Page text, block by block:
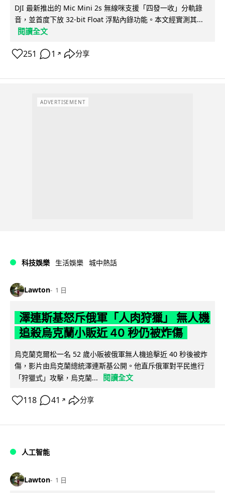
DJI 最新推出的 Mic Mini 2s 無線咪支援「四發一收」分軌錄
音，並首度下放 32-bit Float 浮點內錄功能。本文經實測其...
閱讀全文
251 1 ↗ 分享
ADVERTISEMENT
科技娛樂 生活娛樂 城中熱話
Lawton 1 日
澤連斯基怒斥俄軍「人肉狩獵」 無人機
追殺烏克蘭小販近 40 秒仍被炸傷
烏克蘭克爾松一名 52 歲小販被俄軍無人機追擊近 40 秒後被炸
傷，影片由烏克蘭總統澤連斯基公開。他直斥俄軍對平民進行
「狩獵式」攻擊，烏克蘭...
閱讀全文
118 41 ↗ 分享
人工智能
Lawton 1 日